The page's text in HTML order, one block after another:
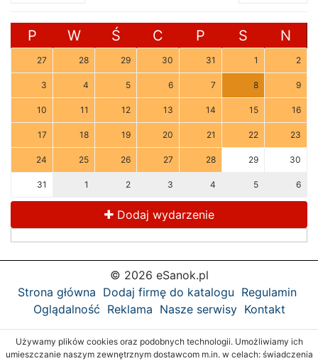
P W Ś C P S N
27 28 29 30 31 1 2
3 4 5 6 7 8 9
10 11 12 13 14 15 16
17 18 19 20 21 22 23
24 25 26 27 28 29 30
31 1 2 3 4 5 6
Dodaj wydarzenie
© 2026 eSanok.pl
Strona główna Dodaj firmę do katalogu Regulamin
Oglądalność Reklama Nasze serwisy Kontakt
Używamy plików cookies oraz podobnych technologii. Umożliwiamy ich
umieszczanie naszym zewnętrznym dostawcom m.in. w celach: świadczenia